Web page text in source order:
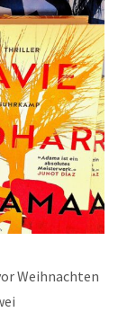
Weihnachten